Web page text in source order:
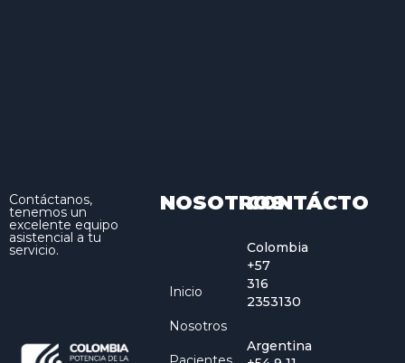
Contáctanos,
tenemos un
excelente equipo
asistencial a tu
servicio.
NOSOTROS
Inicio
Nosotros
CONTÁCTO
Colombia
+57
316
2353130
Argentina